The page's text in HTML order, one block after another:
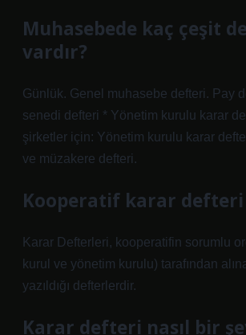
Muhasebede kaç çeşit
vardır?
Günlük. Genel muhasebe defteri. Pay
senedi defteri * Yönetim kurulu karar
şirketler için: Yönetim kurulu karar
ve müzakere defteri.
Kooperatif karar defteri
Karar Defterleri, kooperatifin sorumlu
kurul ve yönetim kurulu) tarafından
yazıldığı defterlerdir.
Karar defteri nasıl bir